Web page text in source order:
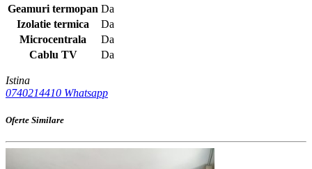
Geamuri termopan Da
Izolatie termica
Da
Microcentrala
Da
Cablu TV
Da
Istina
0740214410 Whatsapp
Oferte Similare